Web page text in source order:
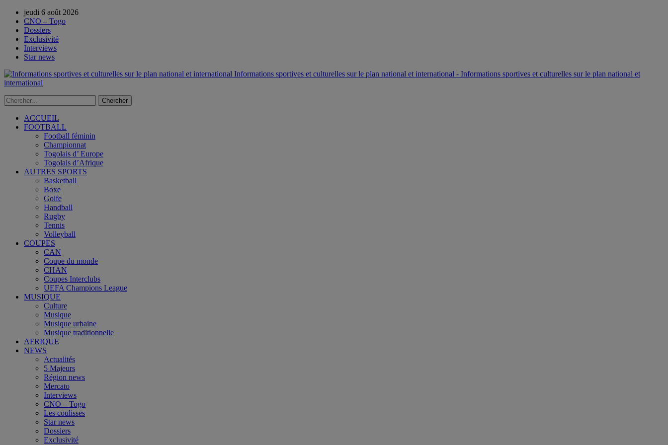
jeudi 6 août 2026
CNO – Togo
Dossiers
Exclusivité
Interviews
Star news
Informations sportives et culturelles sur le plan national et international - Informations sportives et culturelles sur le plan national et
international
ACCUEIL
FOOTBALL
Football féminin
Championnat
Togolais d’ Europe
Togolais d’Afrique
AUTRES SPORTS
Basketball
Boxe
Golfe
Handball
Rugby
Tennis
Volleyball
COUPES
CAN
Coupe du monde
CHAN
Coupes Interclubs
UEFA Champions League
MUSIQUE
Culture
Musique
Musique urbaine
Musique traditionnelle
AFRIQUE
NEWS
Actualités
5 Majeurs
Région news
Mercato
Interviews
CNO – Togo
Les coulisses
Star news
Dossiers
Exclusivité